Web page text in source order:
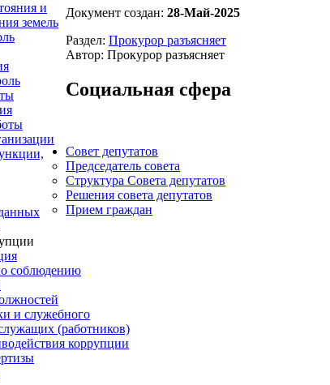
и
земель
соблюдению
и служебного
(работников)
коррупции
Документ создан: 28-Май-2025
Раздел: Прокурор разъясняет
Автор: Прокурор разъясняет
Социальная сфера
Совет депутатов
Председатель совета
Структура Совета депутатов
Решения совета депутатов
Прием граждан